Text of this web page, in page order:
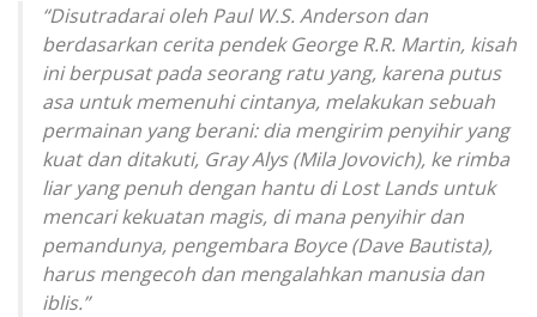
“Disutradarai oleh Paul W.S. Anderson dan
berdasarkan cerita pendek George R.R. Martin, kisah
ini berpusat pada seorang ratu yang, karena putus
asa untuk memenuhi cintanya, melakukan sebuah
permainan yang berani: dia mengirim penyihir yang
kuat dan ditakuti, Gray Alys (Mila Jovovich), ke rimba
liar yang penuh dengan hantu di Lost Lands untuk
mencari kekuatan magis, di mana penyihir dan
pemandunya, pengembara Boyce (Dave Bautista),
harus mengecoh dan mengalahkan manusia dan
iblis.”